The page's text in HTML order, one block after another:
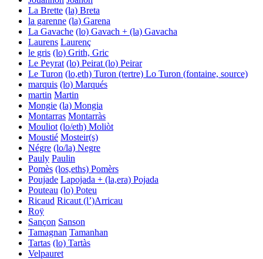
La Brette (la) Breta
la garenne (la) Garena
La Gavache (lo) Gavach + (la) Gavacha
Laurens Laurenç
le gris (lo) Grith, Gric
Le Peyrat (lo) Peirat (lo) Peirar
Le Turon (lo,eth) Turon (tertre) Lo Turon (fontaine, source)
marquis (lo) Marqués
martin Martin
Mongie (la) Mongia
Montarras Montarràs
Mouliot (lo/eth) Moliòt
Moustié Mosteir(s)
Négre (lo/la) Negre
Pauly Paulin
Pomès (los,eths) Pomèrs
Poujade Lapojada + (la,era) Pojada
Pouteau (lo) Poteu
Ricaud Ricaut (l’)Arricau
Roÿ
Sançon Sanson
Tamagnan Tamanhan
Tartas (lo) Tartàs
Velpauret